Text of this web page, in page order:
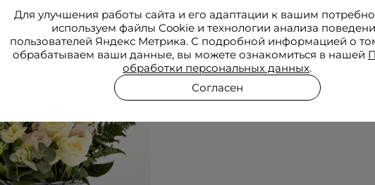
Для улучшения работы сайта и его адаптации к вашим
используем файлы Cookie и технологии анализа
пользователей Яндекс Метрика. С подробной информацией о
обрабатываем ваши данные, вы можете ознакомиться в нашей
обработки персональных данных.
Согласен